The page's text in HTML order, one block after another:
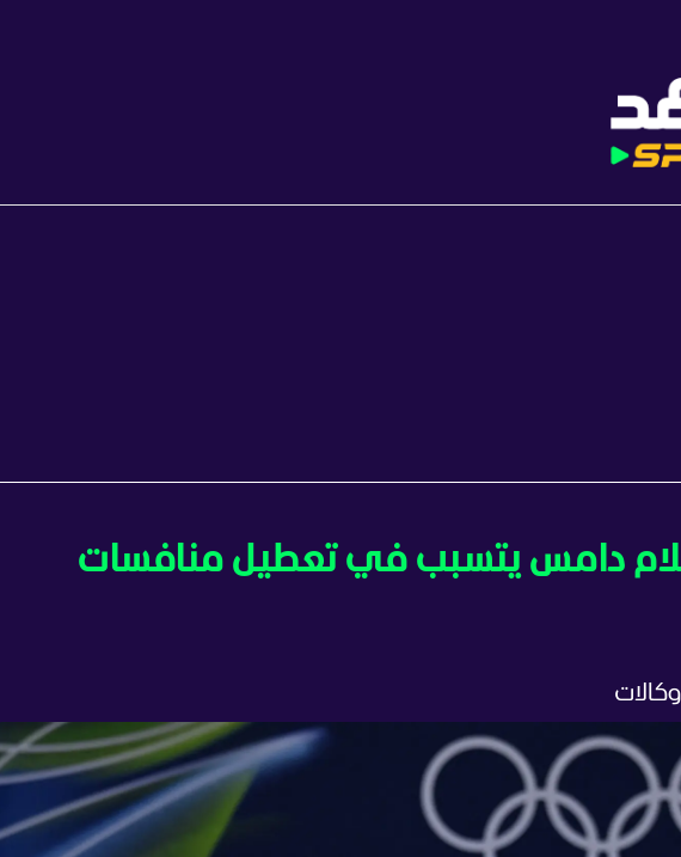
ظلام دامس يتسبب في تعطيل منافسات
وكالات